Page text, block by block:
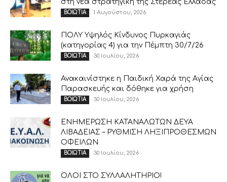
στη νέα στρατηγική της Στερεάς Ελλάδας
ΒΟΙΩΤΙΑ 1 Αυγούστου, 2026
ΠΟΛΥ Υψηλός Κίνδυνος Πυρκαγιάς
(κατηγορίας 4) για την Πέμπτη 30/7/26
ΒΟΙΩΤΙΑ 30 Ιουλίου, 2026
Ανακαινίστηκε η Παιδική Χαρά της Αγίας
Παρασκευής και δόθηκε για χρήση
ΒΟΙΩΤΙΑ 30 Ιουλίου, 2026
ΕΝΗΜΕΡΩΣΗ ΚΑΤΑΝΑΛΩΤΩΝ ΔΕΥΑ
ΛΙΒΑΔΕΙΑΣ – ΡΥΘΜΙΣΗ ΛΗΞΙΠΡΟΘΕΣΜΩΝ
ΟΦΕΙΛΩΝ
ΒΟΙΩΤΙΑ 30 Ιουλίου, 2026
ΟΛΟΙ ΣΤΟ ΣΥΛΛΑΛΗΤΗΡΙΟ!